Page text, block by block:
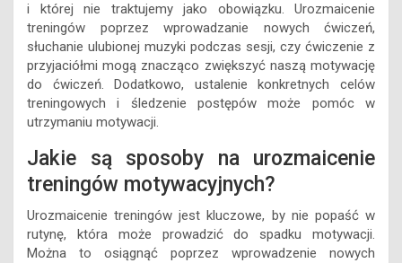
i której nie traktujemy jako obowiązku. Urozmaicenie
treningów poprzez wprowadzanie nowych ćwiczeń,
słuchanie ulubionej muzyki podczas sesji, czy ćwiczenie z
przyjaciółmi mogą znacząco zwiększyć naszą motywację
do ćwiczeń. Dodatkowo, ustalenie konkretnych celów
treningowych i śledzenie postępów może pomóc w
utrzymaniu motywacji.
Jakie są sposoby na urozmaicenie
treningów motywacyjnych?
Urozmaicenie treningów jest kluczowe, by nie popaść w
rutynę, która może prowadzić do spadku motywacji.
Można to osiągnąć poprzez wprowadzenie nowych